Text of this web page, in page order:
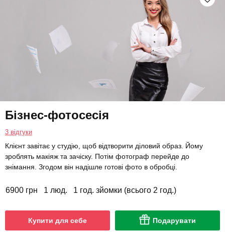
Бізнес-фотосесія
3 відгуки
Клієнт завітає у студію, щоб відтворити діловий образ. Йому
зроблять макіяж та зачіску. Потім фотограф перейде до
знімання. Згодом він надішле готові фото в обробці.
6900 грн 1 люд. 1 год. зйомки (всього 2 год.)
Купити для себе Подарувати